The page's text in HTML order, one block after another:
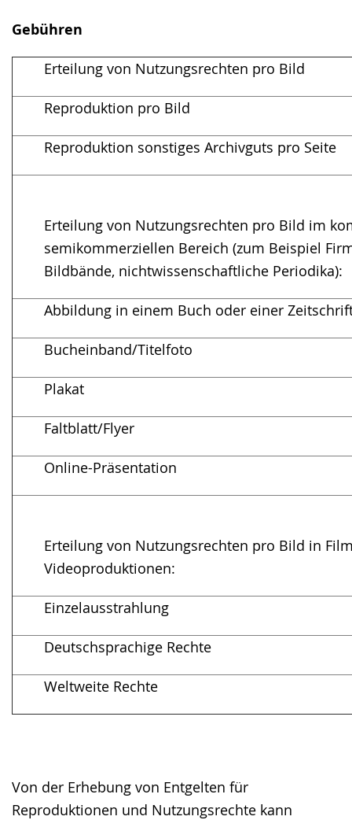
Gebühren
Erteilung von Nutzungsrechten pro Bild
Reproduktion pro Bild
Reproduktion sonstiges Archivguts pro Seite
Erteilung von Nutzungsrechten pro Bild im
semikommerziellen Bereich (zum Beispiel
Bildbände, nichtwissenschaftliche Periodika):
Abbildung in einem Buch oder einer
Bucheinband/Titelfoto
Plakat
Faltblatt/Flyer
Online-Präsentation
Erteilung von Nutzungsrechten pro Bild in
Videoproduktionen:
Einzelausstrahlung
Deutschsprachige Rechte
Weltweite Rechte
Von der Erhebung von Entgelten für
Reproduktionen und Nutzungsrechte kann